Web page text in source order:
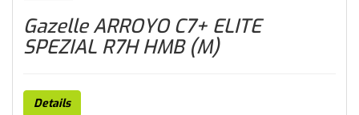
Gazelle ARROYO C7+ ELITE
SPEZIAL R7H HMB (M)
Details